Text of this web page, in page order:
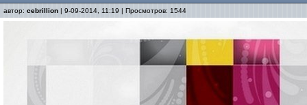
автор: cebrillion | 9-09-2014, 11:19 | Просмотров: 1544